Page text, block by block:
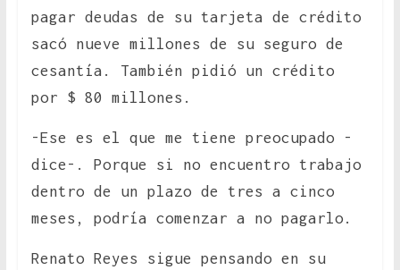
pagar deudas de su tarjeta de crédito
sacó nueve millones de su seguro de
cesantía. También pidió un crédito
por $ 80 millones.
-Ese es el que me tiene preocupado -
dice-. Porque si no encuentro trabajo
dentro de un plazo de tres a cinco
meses, podría comenzar a no pagarlo.
Renato Reyes sigue pensando en su